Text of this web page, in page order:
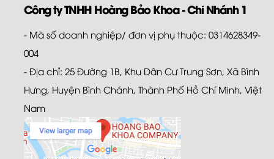
Công ty TNHH Hoàng Bảo Khoa - Chi Nhánh 1
- Mã số doanh nghiệp/ đơn vị phụ thuộc: 0314628349-
004
- Địa chỉ: 25 Đường 1B, Khu Dân Cư Trung Sơn, Xã Bình
Hưng, Huyện Bình Chánh, Thành Phố Hồ Chí Minh, Việt
Nam